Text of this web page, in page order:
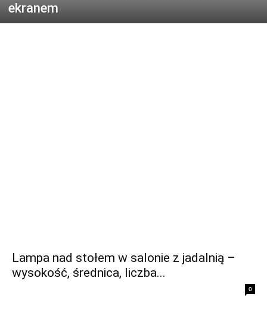
ekranem
Lampa nad stołem w salonie z jadalnią –
wysokość, średnica, liczba...
0